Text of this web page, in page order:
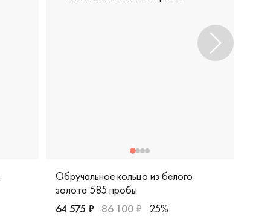
Обручальное кольцо из белого
золота 585 пробы
64 575 ₽ 86 100 ₽ 25%